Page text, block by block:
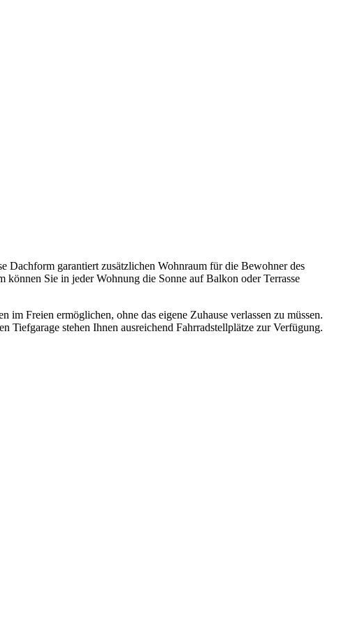
Dachform garantiert zusätzlichen Wohnraum für die Bewohner des
Sie in jeder Wohnung die Sonne auf Balkon oder Terrasse
im Freien ermöglichen, ohne das eigene Zuhause verlassen zu müssen.
Tiefgarage stehen Ihnen ausreichend Fahrradstellplätze zur Verfügung.